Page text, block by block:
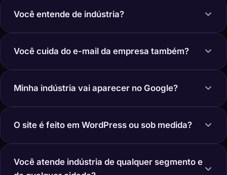
Você entende de indústria?
Você cuida do e-mail da empresa também?
Minha indústria vai aparecer no Google?
O site é feito em WordPress ou sob medida?
Você atende indústria de qualquer segmento e